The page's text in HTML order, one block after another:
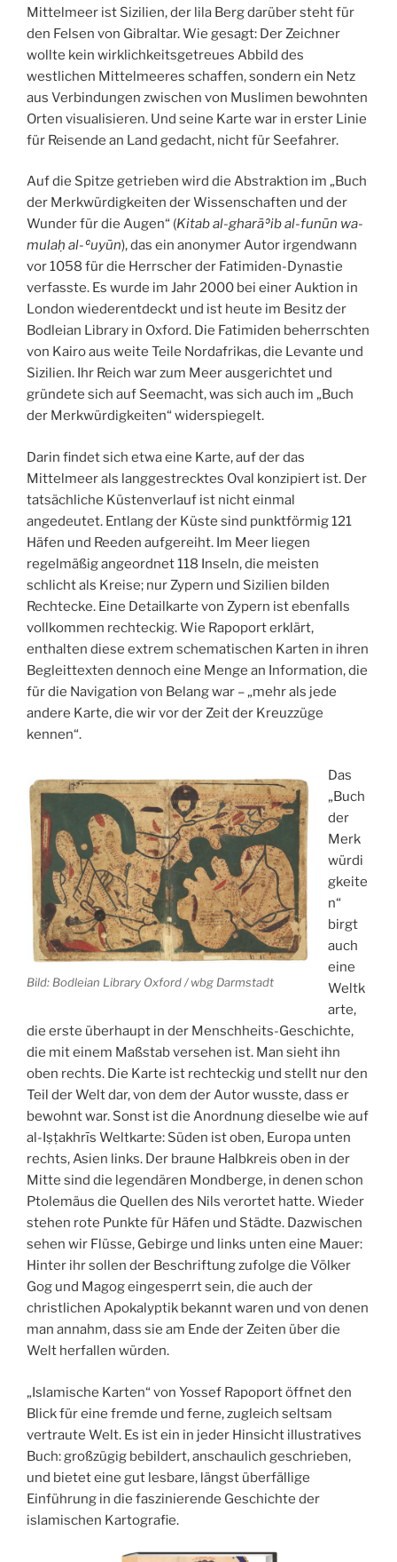
Mittelmeer ist Sizilien, der lila Berg darüber steht für
den Felsen von Gibraltar. Wie gesagt: Der Zeichner
wollte kein wirklichkeitsgetreues Abbild des
westlichen Mittelmeeres schaffen, sondern ein Netz
aus Verbindungen zwischen von Muslimen bewohnten
Orten visualisieren. Und seine Karte war in erster Linie
für Reisende an Land gedacht, nicht für Seefahrer.
Auf die Spitze getrieben wird die Abstraktion im „Buch
der Merkwürdigkeiten der Wissenschaften und der
Wunder für die Augen“ (Kitab al-gharāʾib al-funūn wa-
mulaḥ al-ʿuyūn), das ein anonymer Autor irgendwann
vor 1058 für die Herrscher der Fatimiden-Dynastie
verfasste. Es wurde im Jahr 2000 bei einer Auktion in
London wiederentdeckt und ist heute im Besitz der
Bodleian Library in Oxford. Die Fatimiden beherrschten
von Kairo aus weite Teile Nordafrikas, die Levante und
Sizilien. Ihr Reich war zum Meer ausgerichtet und
gründete sich auf Seemacht, was sich auch im „Buch
der Merkwürdigkeiten“ widerspiegelt.
Darin findet sich etwa eine Karte, auf der das
Mittelmeer als langgestrecktes Oval konzipiert ist. Der
tatsächliche Küstenverlauf ist nicht einmal
angedeutet. Entlang der Küste sind punktförmig 121
Häfen und Reeden aufgereiht. Im Meer liegen
regelmäßig angeordnet 118 Inseln, die meisten
schlicht als Kreise; nur Zypern und Sizilien bilden
Rechtecke. Eine Detailkarte von Zypern ist ebenfalls
vollkommen rechteckig. Wie Rapoport erklärt,
enthalten diese extrem schematischen Karten in ihren
Begleittexten dennoch eine Menge an Information, die
für die Navigation von Belang war – „mehr als jede
andere Karte, die wir vor der Zeit der Kreuzzüge
kennen“.
Bild: Bodleian Library Oxford / wbg Darmstadt
Das
„Buch
der
Merk
würdi
gkeite
n“
birgt
auch
eine
Weltk
arte,
die erste überhaupt in der Menschheits-Geschichte,
die mit einem Maßstab versehen ist. Man sieht ihn
oben rechts. Die Karte ist rechteckig und stellt nur den
Teil der Welt dar, von dem der Autor wusste, dass er
bewohnt war. Sonst ist die Anordnung dieselbe wie auf
al-Iṣṭakhrīs Weltkarte: Süden ist oben, Europa unten
rechts, Asien links. Der braune Halbkreis oben in der
Mitte sind die legendären Mondberge, in denen schon
Ptolemäus die Quellen des Nils verortet hatte. Wieder
stehen rote Punkte für Häfen und Städte. Dazwischen
sehen wir Flüsse, Gebirge und links unten eine Mauer:
Hinter ihr sollen der Beschriftung zufolge die Völker
Gog und Magog eingesperrt sein, die auch der
christlichen Apokalyptik bekannt waren und von denen
man annahm, dass sie am Ende der Zeiten über die
Welt herfallen würden.
„Islamische Karten“ von Yossef Rapoport öffnet den
Blick für eine fremde und ferne, zugleich seltsam
vertraute Welt. Es ist ein in jeder Hinsicht illustratives
Buch: großzügig bebildert, anschaulich geschrieben,
und bietet eine gut lesbare, längst überfällige
Einführung in die faszinierende Geschichte der
islamischen Kartografie.